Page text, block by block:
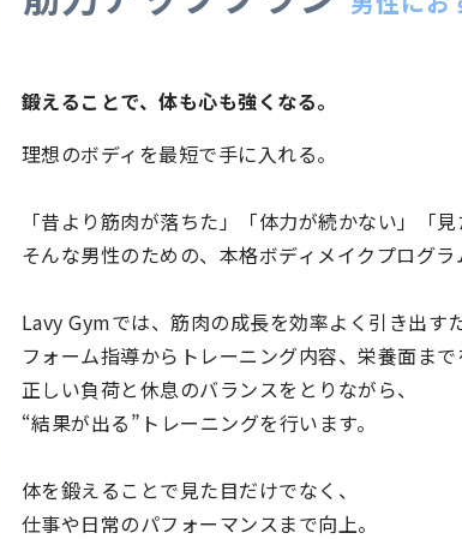
鍛えることで、体も心も強くなる。
理想のボディを最短で手に入れる。
「昔より筋肉が落ちた」「体力が続かない」「
そんな男性のための、本格ボディメイクプログラ
Lavy Gymでは、筋肉の成長を効率よく引き出す
フォーム指導からトレーニング内容、栄養面ま
正しい負荷と休息のバランスをとりながら、
“結果が出る”トレーニングを行います。
体を鍛えることで見た目だけでなく、
仕事や日常のパフォーマンスまで向上。